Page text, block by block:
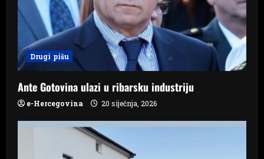
a
i
o
n
Drugi pišu
Ante Gotovina ulazi u ribarsku industriju
e-Hercegovina 20 siječnja, 2026